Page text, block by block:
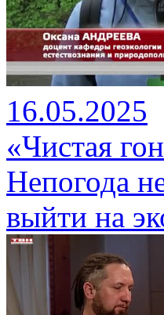
16.05.2025
«Чистая
Непогода
выйти на